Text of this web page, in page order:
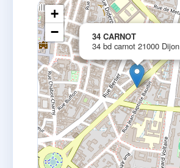
34 CARNOT
34 bd carnot 21000 Dijon
+
−